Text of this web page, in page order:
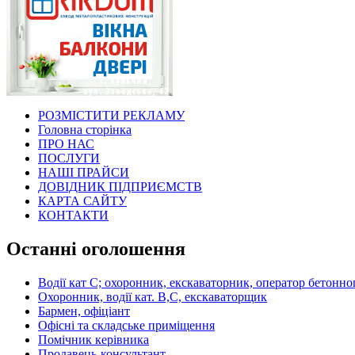
РОЗМІСТИТИ РЕКЛАМУ
Головна сторінка
ПРО НАС
ПОСЛУГИ
НАШІ ПРАЙСИ
ДОВІДНИК ПІДПРИЄМСТВ
КАРТА САЙТУ
КОНТАКТИ
Останні оголошення
Водії кат С; охоронник, екскаваторник, оператор
Охоронник, водії кат. В,С, екскаваторщик
Бармен, офіціант
Офісні та складське приміщення
Помічник керівника